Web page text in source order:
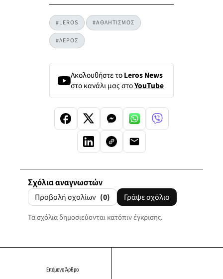
#LEROS #ΑΘΛΗΤΙΣΜΟΣ
#ΛΕΡΟΣ
Ακολουθήστε τοLeros News
στο κανάλι μας στοYouTube
Σχόλια αναγνωστών
Προβολή σχολίων (0) Γράψε σχόλιο
Τα σχόλια δημοσιεύονται κατόπιν έγκρισης.
Επόμενο Άρθρο